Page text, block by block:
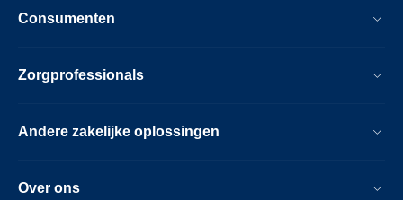
Consumenten
Zorgprofessionals
Andere zakelijke oplossingen
Over ons